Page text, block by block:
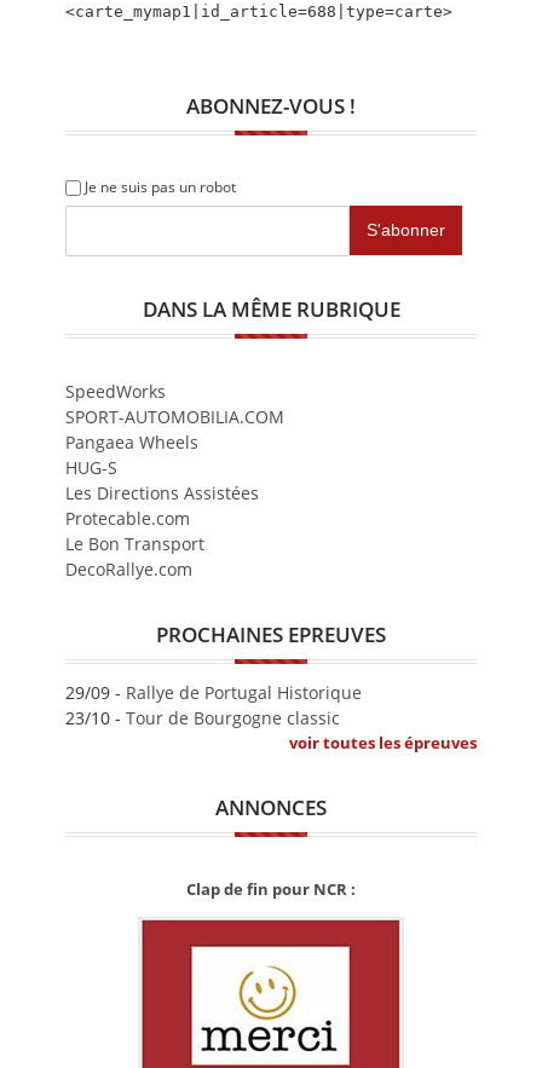
<carte_mymap1|id_article=688|type=carte>
ABONNEZ-VOUS !
Je ne suis pas un robot
DANS LA MÊME RUBRIQUE
SpeedWorks
SPORT-AUTOMOBILIA.COM
Pangaea Wheels
HUG-S
Les Directions Assistées
Protecable.com
Le Bon Transport
DecoRallye.com
PROCHAINES EPREUVES
29/09 - Rallye de Portugal Historique
23/10 - Tour de Bourgogne classic
voir toutes les épreuves
ANNONCES
Clap de fin pour NCR :